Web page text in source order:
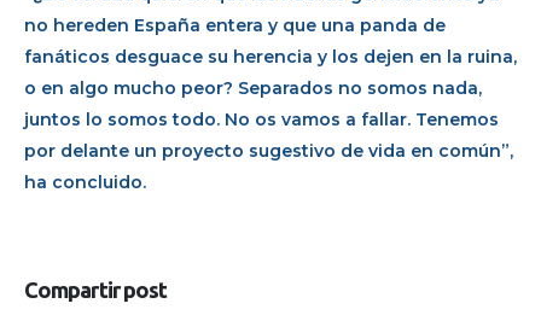
no hereden España entera y que una panda de
fanáticos desguace su herencia y los dejen en la ruina,
o en algo mucho peor? Separados no somos nada,
juntos lo somos todo. No os vamos a fallar. Tenemos
por delante un proyecto sugestivo de vida en común”,
ha concluido.
Compartir post